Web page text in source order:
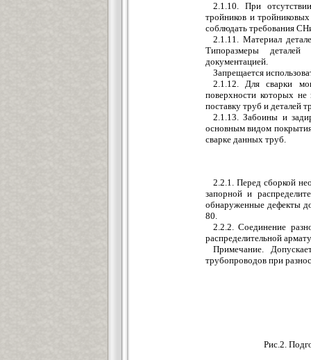
2.1.10. При отсутствии
тройников и
соблюдать требования
2.1.11. Материал
Типоразмеры деталей
документацией.
Запрещается
2.1.12. Для сварки
поверхности которых
поставку труб и деталей
2.1.13. Забоины и
основным видом
сварке данных труб.
2.2.1. Перед сборкой
запорной и
обнаруженные дефекты
80.
2.2.2. Соединение
распределительной
Примечание.
трубопроводов при
Рис.2.